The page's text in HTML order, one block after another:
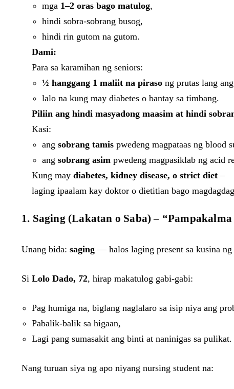
mga 1–2 oras bago matulog,
hindi sobra-sobrang busog,
hindi rin gutom na gutom.
Dami:
Para sa karamihan ng seniors:
½ hanggang 1 maliit na piraso ng prutas lang
lalo na kung may diabetes o bantay sa timbang.
Piliin ang hindi masyadong maasim at hindi
Kasi:
ang sobrang tamis pwedeng magpataas ng blood
ang sobrang asim pwedeng magpasiklab ng acid
Kung may diabetes, kidney disease, o strict diet –
laging ipaalam kay doktor o dietitian bago
1. Saging (Lakatan o Saba) –
Unang bida: saging — halos laging present sa kusina ng
Si Lolo Dado, 72, hirap makatulog gabi-gabi:
Pag humiga na, biglang naglalaro sa isip niya ang
Pabalik-balik sa higaan,
Lagi pang sumasakit ang binti at naninigas sa pulikat.
Nang turuan siya ng apo niyang nursing student na: